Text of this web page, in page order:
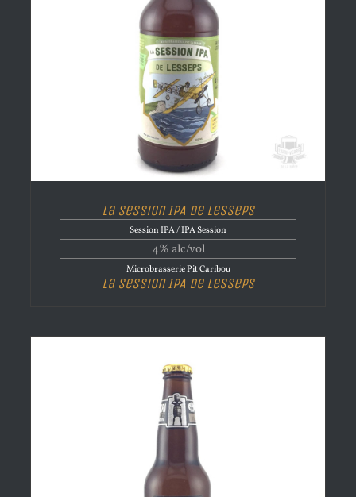
La Session IPA de Lesseps
Session IPA / IPA Session
4% alc/vol
Microbrasserie Pit Caribou
La Session IPA de Lesseps